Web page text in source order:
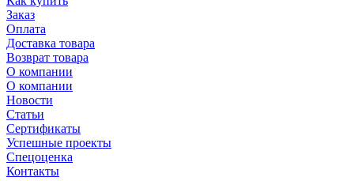
Заказ
Оплата
Доставка товара
Возврат товара
О компании
О компании
Новости
Статьи
Сертификаты
Успешные проекты
Спецоценка
Контакты